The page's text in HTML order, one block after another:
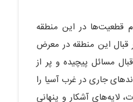
قطعیت‌ها در این منطقه
این منطقه در معرض
مسائل پیچیده و پر از
جاری در غرب آسیا را
لایه‌های آشکار و پنهانی